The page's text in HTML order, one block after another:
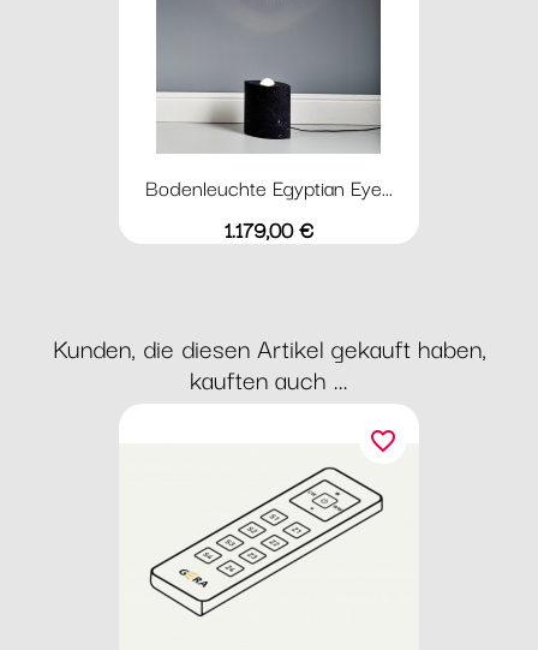
Bodenleuchte Egyptian Eye...
Preis
1.179,00 €
Kunden, die diesen Artikel gekauft haben,
kauften auch ...
favorite_border